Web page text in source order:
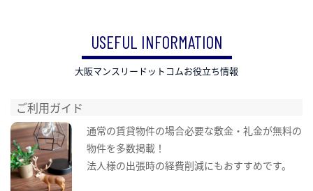
USEFUL INFORMATION
大阪マンスリードットコムお役立ち情報
ご利用ガイド
通常の賃貸物件の場合必要な敷金・礼金が無料の
物件を多数掲載！
法人様の出張時の経費削減にもおすすめです。